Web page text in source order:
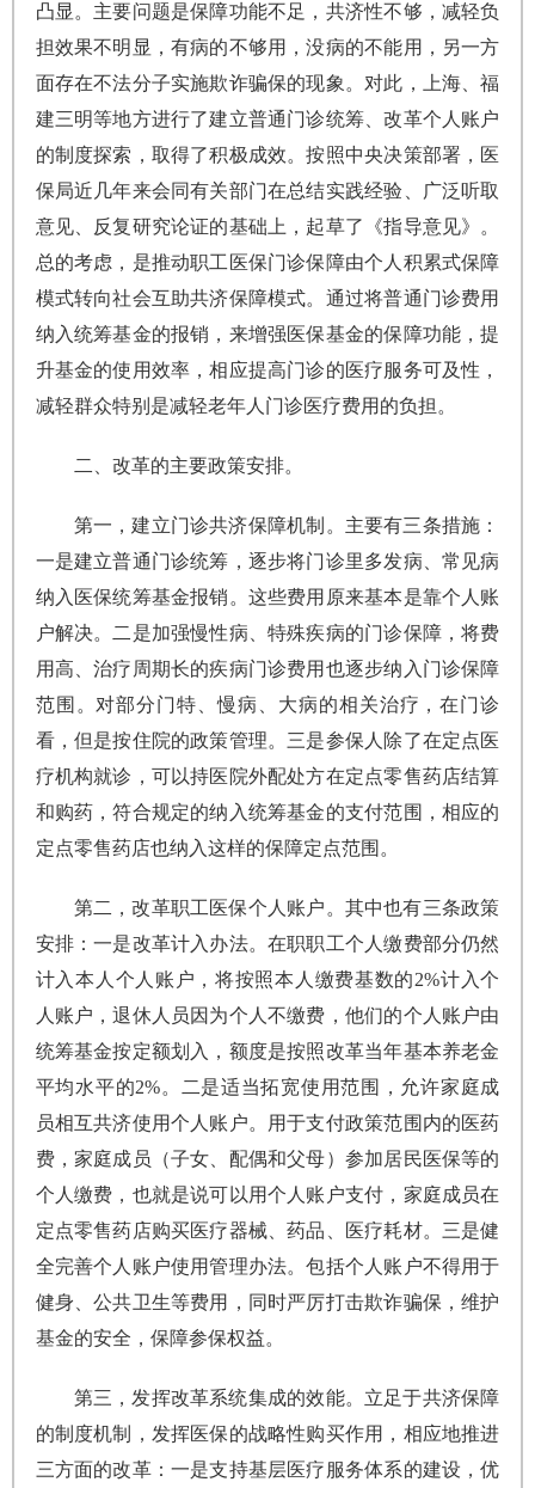
凸显。主要问题是保障功能不足，共济性不够，减轻负
担效果不明显，有病的不够用，没病的不能用，另一方
面存在不法分子实施欺诈骗保的现象。对此，上海、福
建三明等地方进行了建立普通门诊统筹、改革个人账户
的制度探索，取得了积极成效。按照中央决策部署，医
保局近几年来会同有关部门在总结实践经验、广泛听取
意见、反复研究论证的基础上，起草了《指导意见》。
总的考虑，是推动职工医保门诊保障由个人积累式保障
模式转向社会互助共济保障模式。通过将普通门诊费用
纳入统筹基金的报销，来增强医保基金的保障功能，提
升基金的使用效率，相应提高门诊的医疗服务可及性，
减轻群众特别是减轻老年人门诊医疗费用的负担。
二、改革的主要政策安排。
第一，建立门诊共济保障机制。主要有三条措施：
一是建立普通门诊统筹，逐步将门诊里多发病、常见病
纳入医保统筹基金报销。这些费用原来基本是靠个人账
户解决。二是加强慢性病、特殊疾病的门诊保障，将费
用高、治疗周期长的疾病门诊费用也逐步纳入门诊保障
范围。对部分门特、慢病、大病的相关治疗，在门诊
看，但是按住院的政策管理。三是参保人除了在定点医
疗机构就诊，可以持医院外配处方在定点零售药店结算
和购药，符合规定的纳入统筹基金的支付范围，相应的
定点零售药店也纳入这样的保障定点范围。
第二，改革职工医保个人账户。其中也有三条政策
安排：一是改革计入办法。在职职工个人缴费部分仍然
计入本人个人账户，将按照本人缴费基数的2%计入个
人账户，退休人员因为个人不缴费，他们的个人账户由
统筹基金按定额划入，额度是按照改革当年基本养老金
平均水平的2%。二是适当拓宽使用范围，允许家庭成
员相互共济使用个人账户。用于支付政策范围内的医药
费，家庭成员（子女、配偶和父母）参加居民医保等的
个人缴费，也就是说可以用个人账户支付，家庭成员在
定点零售药店购买医疗器械、药品、医疗耗材。三是健
全完善个人账户使用管理办法。包括个人账户不得用于
健身、公共卫生等费用，同时严厉打击欺诈骗保，维护
基金的安全，保障参保权益。
第三，发挥改革系统集成的效能。立足于共济保障
的制度机制，发挥医保的战略性购买作用，相应地推进
三方面的改革：一是支持基层医疗服务体系的建设，优